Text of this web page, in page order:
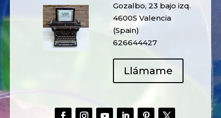
Gozalbo, 23 bajo izq.
46005 Valencia
(Spain)
626644427
Llámame